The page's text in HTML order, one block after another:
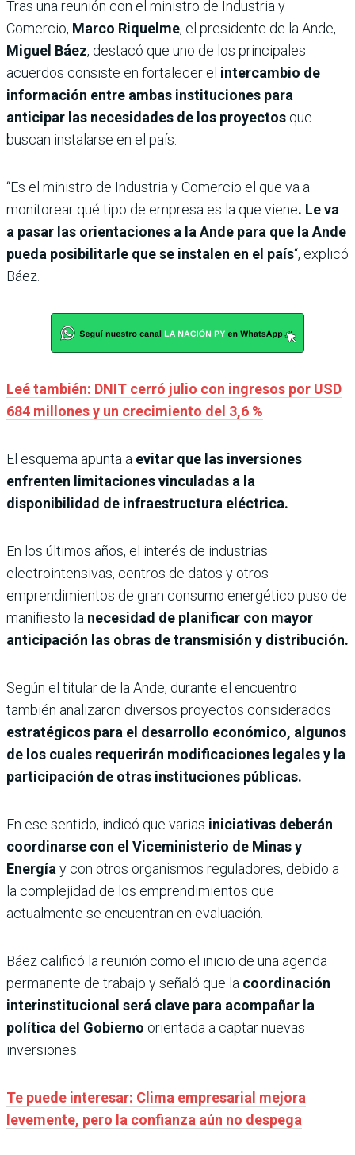
Tras una reunión con el ministro de Industria y
Comercio, Marco Riquelme, el presidente de la Ande,
Miguel Báez, destacó que uno de los principales
acuerdos consiste en fortalecer el intercambio de
información entre ambas instituciones para
anticipar las necesidades de los proyectos que
buscan instalarse en el país.
“Es el ministro de Industria y Comercio el que va a
monitorear qué tipo de empresa es la que viene. Le va
a pasar las orientaciones a la Ande para que la Ande
pueda posibilitarle que se instalen en el país“, explicó
Báez.
Leé también: DNIT cerró julio con ingresos por USD
684 millones y un crecimiento del 3,6 %
El esquema apunta a evitar que las inversiones
enfrenten limitaciones vinculadas a la
disponibilidad de infraestructura eléctrica.
En los últimos años, el interés de industrias
electrointensivas, centros de datos y otros
emprendimientos de gran consumo energético puso de
manifiesto la necesidad de planificar con mayor
anticipación las obras de transmisión y distribución.
Según el titular de la Ande, durante el encuentro
también analizaron diversos proyectos considerados
estratégicos para el desarrollo económico, algunos
de los cuales requerirán modificaciones legales y la
participación de otras instituciones públicas.
En ese sentido, indicó que varias iniciativas deberán
coordinarse con el Viceministerio de Minas y
Energía y con otros organismos reguladores, debido a
la complejidad de los emprendimientos que
actualmente se encuentran en evaluación.
Báez calificó la reunión como el inicio de una agenda
permanente de trabajo y señaló que la coordinación
interinstitucional será clave para acompañar la
política del Gobierno orientada a captar nuevas
inversiones.
Te puede interesar: Clima empresarial mejora
levemente, pero la confianza aún no despega